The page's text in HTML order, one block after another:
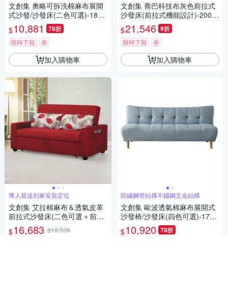
文創集 奧略可拆洗棉麻布展開
式沙發/沙發床(二色可選)-180x
89x81cm免組
$10,881 78折
限時下殺 券
加入購物車
專人親送到家安裝定位
文創集 艾拉棉麻布＆透氣皮革
前拉式沙發床(二色可選＋前拉
式機能設計)-180x89x96-cm免
組
$16,683 $18,536
文創集 喬巴科技布灰色前拉式
沙發床(前拉式機能設計)-200xx
92x96cm免組
$21,546 9折
限時下殺 券
加入購物車
防鏽鋼管結構不鏽鋼五金結構
文創集 歐波透氣棉麻布展開式
沙發椅/沙發床(四色可選)-178x
80x74cm免組
$10,920 78折